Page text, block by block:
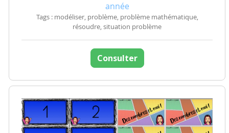
année
Tags : modéliser, problème, problème mathématique,
résoudre, situation problème
Consulter